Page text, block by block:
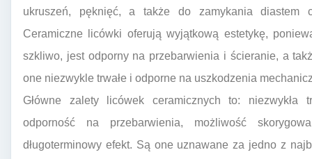
ukruszeń, pęknięć, a także do zamykania diastem
Ceramiczne licówki oferują wyjątkową estetykę,
szkliwo, jest odporny na przebarwienia i ścieranie, a
one niezwykle trwałe i odporne na uszkodzenia
Główne zalety licówek ceramicznych to: niezwykła
odporność na przebarwienia, możliwość
długoterminowy efekt. Są one uznawane za jedno z